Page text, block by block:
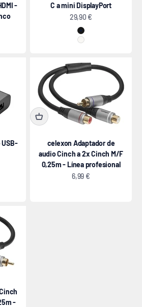
-
C a mini DisplayPort
Precio de oferta
29,90 €
negro
blanco
celexon Adaptador de
audio Cinch a 2x Cinch M/F
0,25m - Línea profesional
Precio de oferta
6,99 €
-